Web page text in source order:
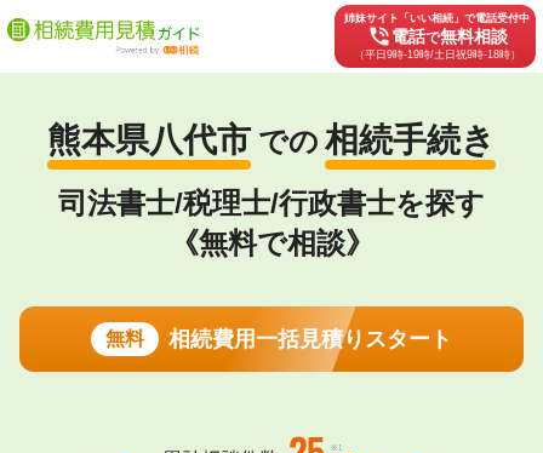
姉妹サイト「いい相続」で電話受付中
phone_in_talk電話で無料相談
（平日9時-19時/土日祝9時-18時）
熊本県八代市 での 相続手続き
司法書士/税理士/行政書士を探す
《無料で相談》
無料 相続費用一括見積りスタート